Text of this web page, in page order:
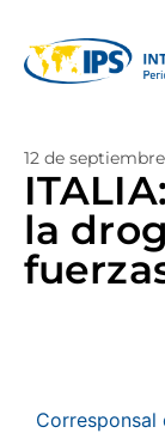
12 de
la
Corresponsal